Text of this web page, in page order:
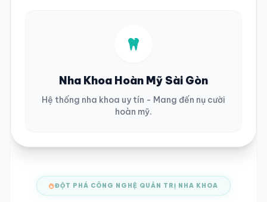
Nha Khoa Hoàn Mỹ Sài Gòn
Hệ thống nha khoa uy tín - Mang đến nụ cười
hoàn mỹ.
ĐỘT PHÁ CÔNG NGHỆ QUẢN TRỊ NHA KHOA